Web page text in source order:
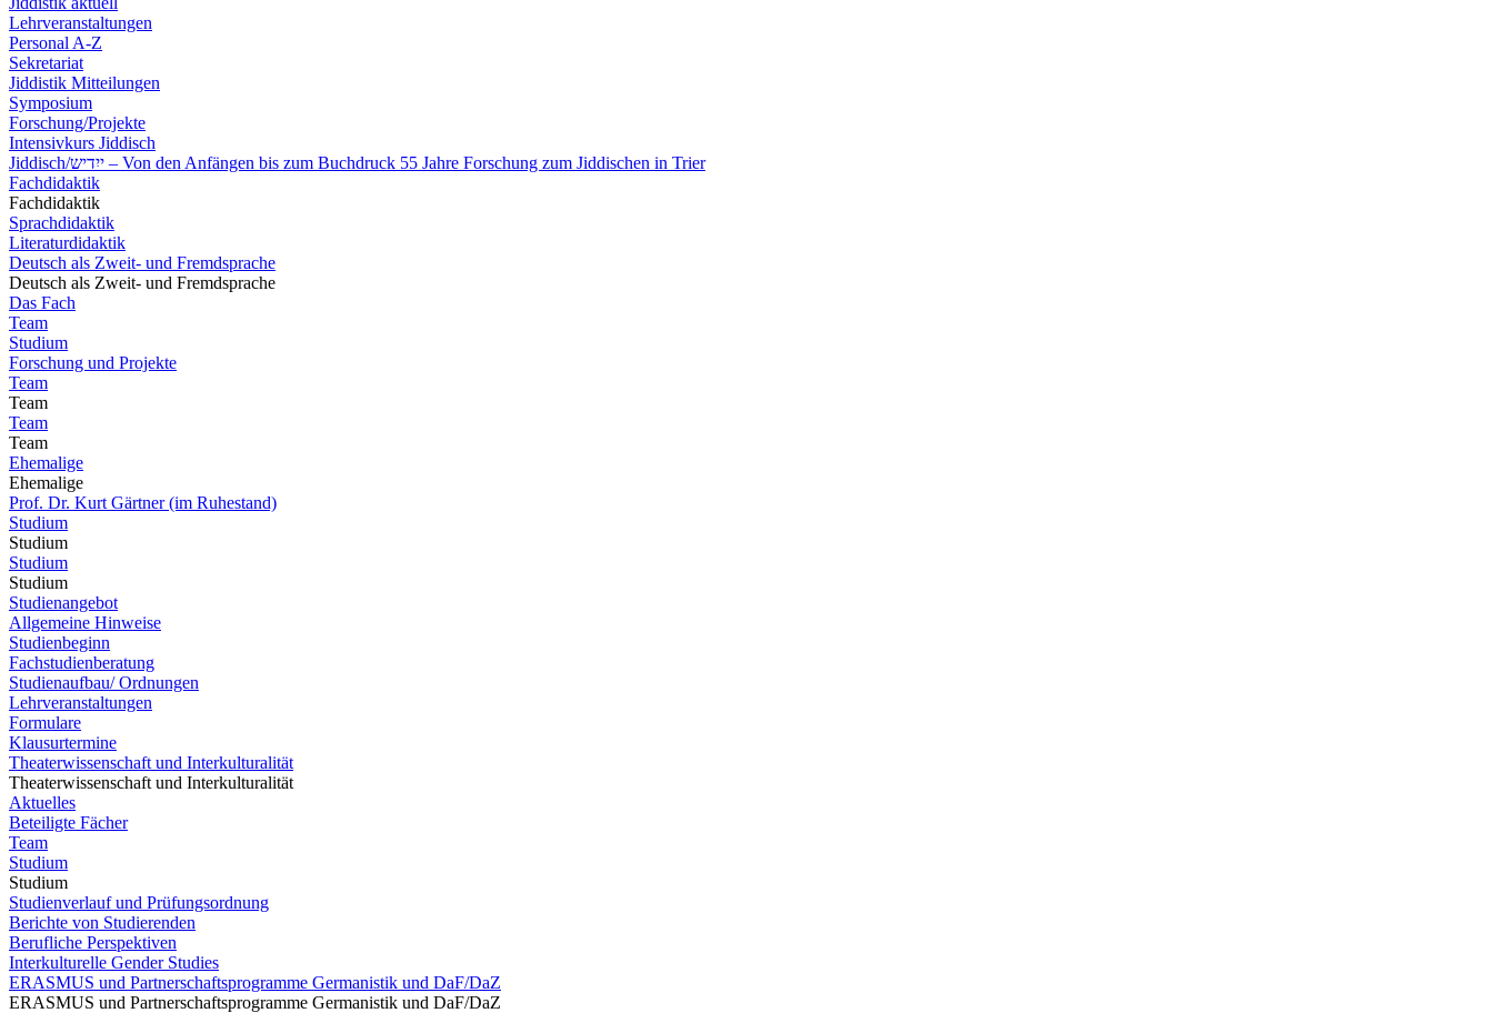
Lehrveranstaltungen
Personal A-Z
Sekretariat
Jiddistik Mitteilungen
Symposium
Forschung/Projekte
Intensivkurs Jiddisch
Jiddisch/ייִדיש – Von den Anfängen bis zum Buchdruck 55 Jahre Forschung zum Jiddischen in Trier
Fachdidaktik
Fachdidaktik
Sprachdidaktik
Literaturdidaktik
Deutsch als Zweit- und Fremdsprache
Deutsch als Zweit- und Fremdsprache
Das Fach
Team
Studium
Forschung und Projekte
Team
Team
Team
Team
Ehemalige
Ehemalige
Prof. Dr. Kurt Gärtner (im Ruhestand)
Studium
Studium
Studium
Studium
Studienangebot
Allgemeine Hinweise
Studienbeginn
Fachstudienberatung
Studienaufbau/ Ordnungen
Lehrveranstaltungen
Formulare
Klausurtermine
Theaterwissenschaft und Interkulturalität
Theaterwissenschaft und Interkulturalität
Aktuelles
Beteiligte Fächer
Team
Studium
Studium
Studienverlauf und Prüfungsordnung
Berichte von Studierenden
Berufliche Perspektiven
Interkulturelle Gender Studies
ERASMUS und Partnerschaftsprogramme Germanistik und DaF/DaZ
ERASMUS und Partnerschaftsprogramme Germanistik und DaF/DaZ